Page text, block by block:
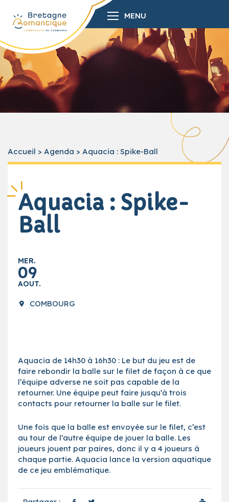
MENU
Accueil > Agenda > Aquacia : Spike-Ball
Aquacia : Spike-
Ball
MER.
09
AOUT.
COMBOURG
Aquacia de 14h30 à 16h30 : Le but du jeu est de
faire rebondir la balle sur le filet de façon à ce que
l’équipe adverse ne soit pas capable de la
retourner. Une équipe peut faire jusqu’à trois
contacts pour retourner la balle sur le filet.
Une fois que la balle est envoyée sur le filet, c’est
au tour de l’autre équipe de jouer la balle. Les
joueurs jouent par paires, donc il y a 4 joueurs à
chaque partie. Aquacia lance la version aquatique
de ce jeu emblématique.